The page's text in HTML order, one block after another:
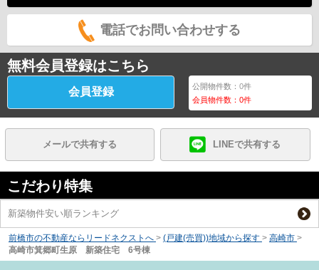
電話でお問い合わせする
無料会員登録はこちら
会員登録 公開物件数：0件
会員物件数：0件
メールで共有する LINEで共有する
こだわり特集
新築物件安い順ランキング
前橋市の不動産ならリードネクストへ > (戸建(売買))地域から探す > 高崎市 >
高崎市箕郷町生原 新築住宅 6号棟